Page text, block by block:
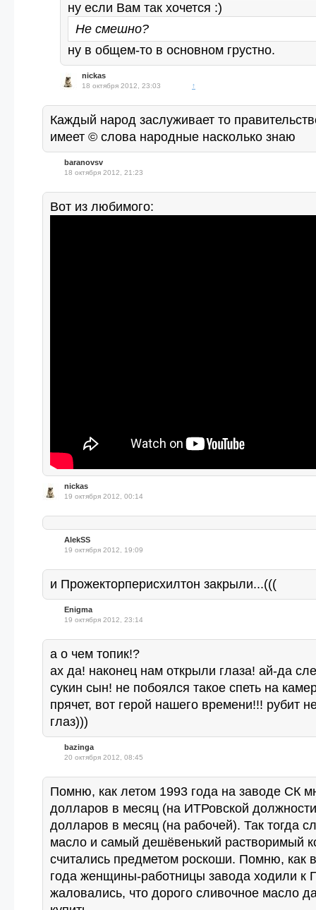
ну если Вам так хочется :)
Не смешно?
ну в общем-то в основном грустно.
nickas
18 октября 2012, 23:03 ↑
Каждый народ заслуживает то
имеет © слова народные насколько знаю
baranovsv
18 октября 2012, 21:23
Вот из любимого:
nickas
19 октября 2012, 00:14
AlekSS
19 октября 2012, 19:09
и Прожекторперисхилтон закрыли...(((
Enigma
19 октября 2012, 23:14
а о чем топик!?
ах да! наконец нам открыли глаза! ай-да
сукин сын! не побоялся такое спеть на
прячет, вот герой нашего времени!!! рубит
глаз)))
bazinga
20 октября 2012, 08:45
Помню, как летом 1993 года на заводе СК
долларов в месяц (на ИТРовской
долларов в месяц (на рабочей). Так тогда
масло и самый дешёвенький растворимый
считались предметом роскоши. Помню, как
года женщины-работницы завода ходили к
жаловались, что дорого сливочное масло